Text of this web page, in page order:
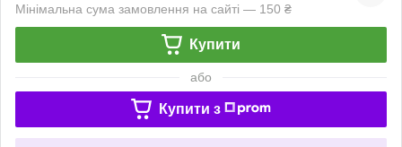
Мінімальна сума замовлення на сайті — 150 ₴
Купити
або
Купити з